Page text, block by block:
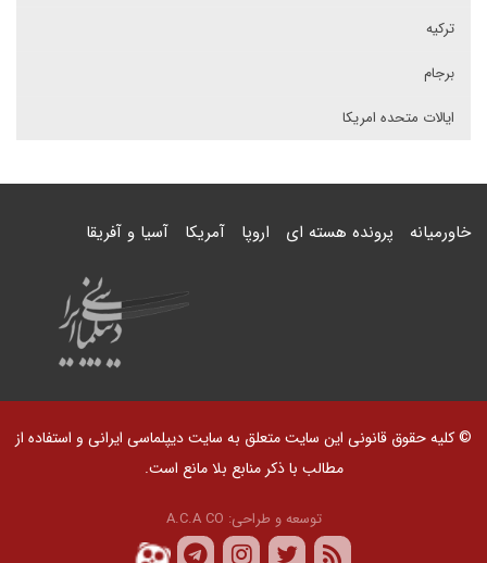
ترکیه
برجام
ایالات متحده امریکا
خاورمیانه پرونده هسته ای اروپا آمریکا آسیا و آفریقا
© کلیه حقوق قانونی این سایت متعلق به سایت دیپلماسی ایرانی و استفاده از
مطالب با ذکر منابع بلا مانع است.
توسعه و طراحی: A.C.A CO